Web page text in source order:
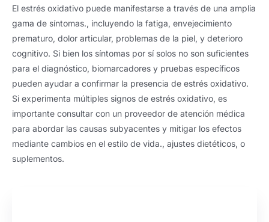
El estrés oxidativo puede manifestarse a través de una amplia
gama de síntomas., incluyendo la fatiga, envejecimiento
prematuro, dolor articular, problemas de la piel, y deterioro
cognitivo. Si bien los síntomas por sí solos no son suficientes
para el diagnóstico, biomarcadores y pruebas específicos
pueden ayudar a confirmar la presencia de estrés oxidativo.
Si experimenta múltiples signos de estrés oxidativo, es
importante consultar con un proveedor de atención médica
para abordar las causas subyacentes y mitigar los efectos
mediante cambios en el estilo de vida., ajustes dietéticos, o
suplementos.